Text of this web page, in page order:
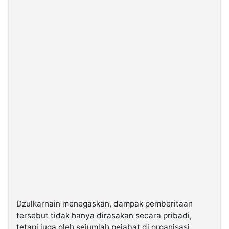
Dzulkarnain menegaskan, dampak pemberitaan
tersebut tidak hanya dirasakan secara pribadi,